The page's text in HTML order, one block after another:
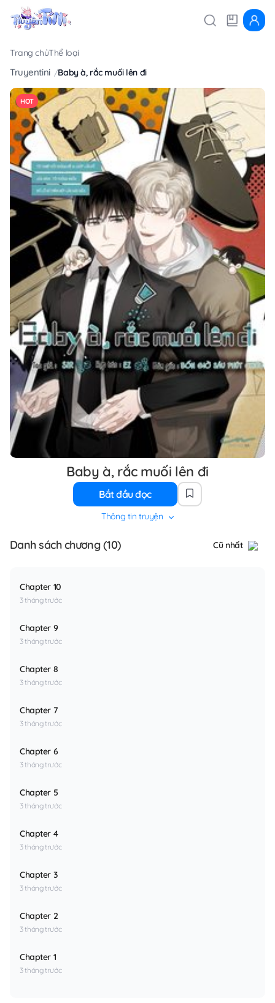
Trang chủThể loại
Truyentini Baby à, rắc muối lên đi
HOT
Baby à, rắc muối lên đi
Bắt đầu đọc
Thông tin truyện
Danh sách chương (10) Cũ nhất
Chapter 10
3 tháng trước
Chapter 9
3 tháng trước
Chapter 8
3 tháng trước
Chapter 7
3 tháng trước
Chapter 6
3 tháng trước
Chapter 5
3 tháng trước
Chapter 4
3 tháng trước
Chapter 3
3 tháng trước
Chapter 2
3 tháng trước
Chapter 1
3 tháng trước